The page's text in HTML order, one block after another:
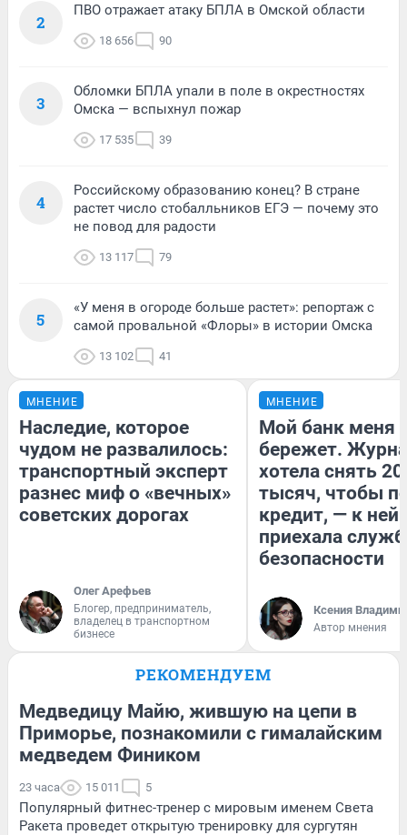
2
ПВО отражает атаку БПЛА в Омской области
18 656 90
3
Обломки БПЛА упали в поле в окрестностях
Омска — вспыхнул пожар
17 535 39
4
Российскому образованию конец? В стране
растет число стобалльников ЕГЭ — почему это
не повод для радости
13 117 79
5
«У меня в огороде больше растет»: репортаж с
самой провальной «Флоры» в истории Омска
13 102 41
МНЕНИЕ
Наследие, которое
чудом не развалилось:
транспортный эксперт
разнес миф о «вечных»
советских дорогах
Олег Арефьев
Блогер, предприниматель,
владелец в транспортном
бизнесе
МНЕНИЕ
Мой банк меня
бережет.
хотела снять
тысяч, чтобы
кредит, — к
приехала
безопасности
Ксения
Автор мнения
РЕКОМЕНДУЕМ
Медведицу Майю, жившую на цепи в
Приморье, познакомили с гималайским
медведем Фиником
23 часа 15 011 5
Популярный фитнес-тренер с мировым именем Света
Ракета проведет открытую тренировку для сургутян